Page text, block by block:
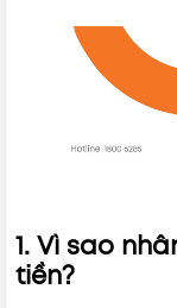
1. Vì sao
tiền?